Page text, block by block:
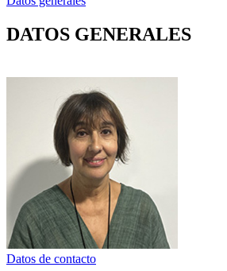
DATOS GENERALES
Datos de contacto